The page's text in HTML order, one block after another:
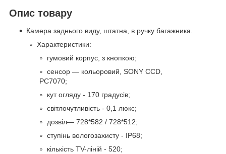
Опис товару
Камера заднього виду, штатна, в ручку багажника.
Характеристики:
гумовий корпус, з кнопкою;
сенсор — кольоровий, SONY CCD,
PC7070;
кут огляду - 170 градусів;
світлочутливість - 0,1 люкс;
дозвіл— 728*582 / 728*512;
ступінь вологозахисту - IP68;
кількість TV-ліній - 520;